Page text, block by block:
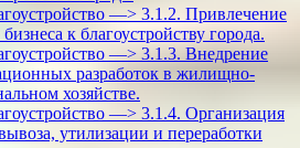
—> 3.1.2. Привлечение
к благоустройству города.
—> 3.1.3. Внедрение
разработок в жилищно-
хозяйстве.
—> 3.1.4. Организация
утилизации и переработки